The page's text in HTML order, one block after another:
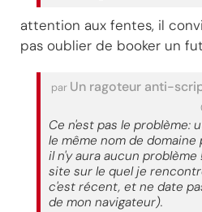
attention aux fentes, il
pas oublier de booker un fut
par Un ragoteur anti-
Ce n'est pas le problème:
le même nom de
il n'y aura aucun
site sur le quel je
c'est récent, et ne date
de mon navigateur).